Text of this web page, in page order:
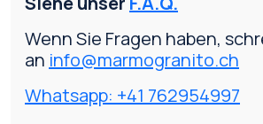
Wenn Sie Fragen haben,
an info@marmogranito.ch
Whatsapp: +41 762954997